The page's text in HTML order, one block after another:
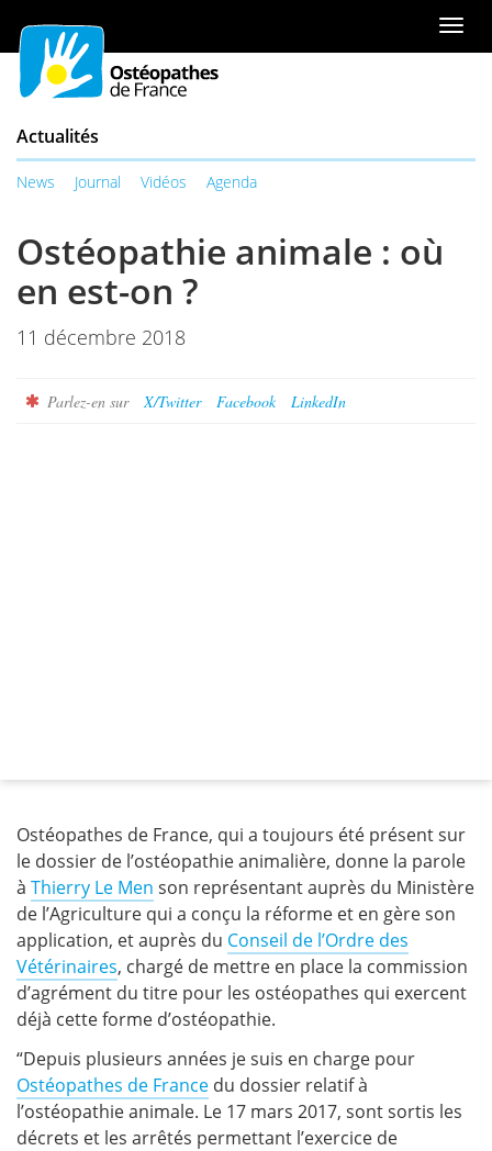
au
contenu
table
matières
de
Actualités
News Journal Vidéos Agenda
Ostéopathie animale : où
en est-on ?
11 décembre 2018
Parlez-en sur X/Twitter Facebook LinkedIn
Ostéopathes de France, qui a toujours été présent sur
le dossier de l’ostéopathie animalière, donne la parole
à Thierry Le Men son représentant auprès du Ministère
de l’Agriculture qui a conçu la réforme et en gère son
application, et auprès du Conseil de l’Ordre des
Vétérinaires, chargé de mettre en place la commission
d’agrément du titre pour les ostéopathes qui exercent
déjà cette forme d’ostéopathie.
“Depuis plusieurs années je suis en charge pour
Ostéopathes de France du dossier relatif à
l’ostéopathie animale. Le 17 mars 2017, sont sortis les
décrets et les arrêtés permettant l’exercice de